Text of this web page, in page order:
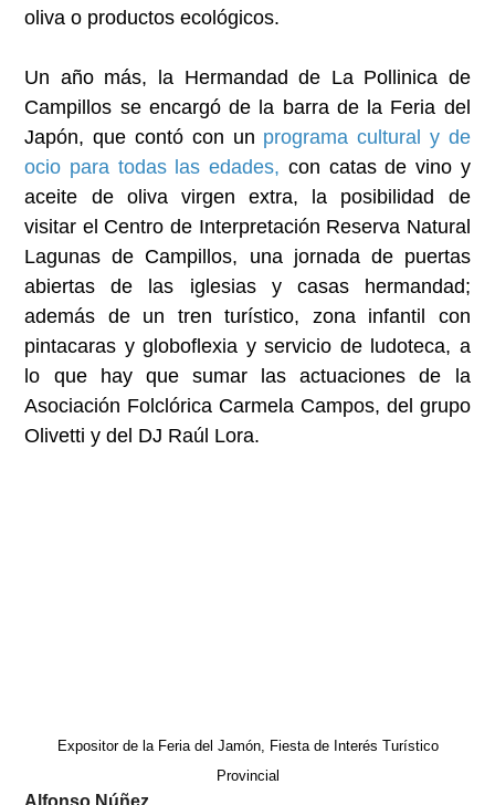
oliva o productos ecológicos.
Un año más, la Hermandad de La Pollinica de
Campillos se encargó de la barra de la Feria del
Japón, que contó con un programa cultural y de
ocio para todas las edades, con catas de vino y
aceite de oliva virgen extra, la posibilidad de
visitar el Centro de Interpretación Reserva Natural
Lagunas de Campillos, una jornada de puertas
abiertas de las iglesias y casas hermandad;
además de un tren turístico, zona infantil con
pintacaras y globoflexia y servicio de ludoteca, a
lo que hay que sumar las actuaciones de la
Asociación Folclórica Carmela Campos, del grupo
Olivetti y del DJ Raúl Lora.
Expositor de la Feria del Jamón, Fiesta de Interés Turístico
Provincial